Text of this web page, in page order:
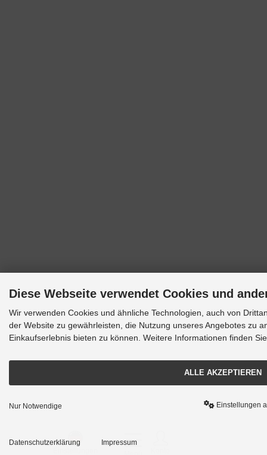
Diese Webseite verwendet Cookies und
Wir verwenden Cookies und ähnliche Technologien, auch von
der Website zu gewährleisten, die Nutzung unseres Angebotes zu
Einkaufserlebnis bieten zu können. Weitere Informationen finden
ALLE AKZEPTIEREN
Nur Notwendige Einstellungen
Datenschutzerklärung Impressum